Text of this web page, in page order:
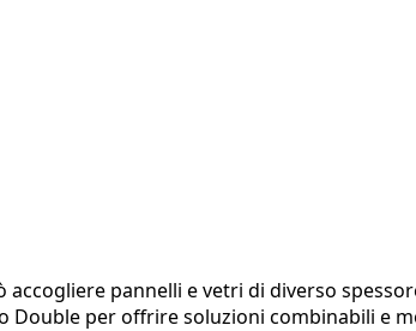
pannelli e vetri di diverso
Double per offrire soluzioni combinabili e